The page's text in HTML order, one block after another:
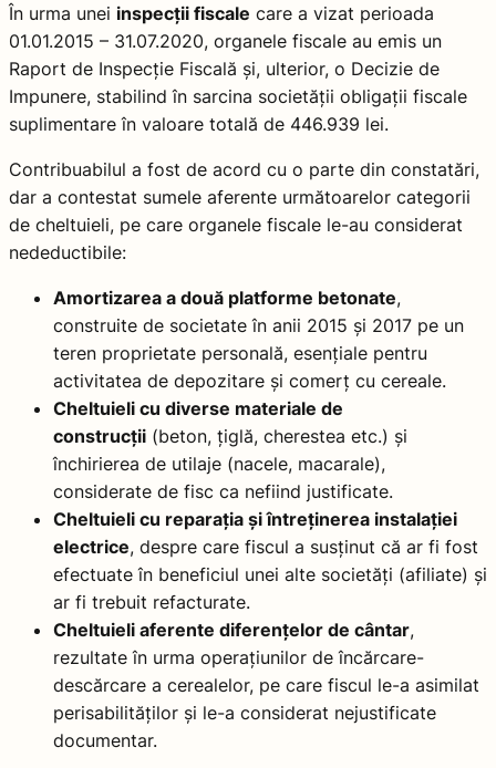
În urma unei inspecții fiscale care a vizat perioada
01.01.2015 – 31.07.2020, organele fiscale au emis un
Raport de Inspecție Fiscală și, ulterior, o Decizie de
Impunere, stabilind în sarcina societății obligații fiscale
suplimentare în valoare totală de 446.939 lei.
Contribuabilul a fost de acord cu o parte din constatări,
dar a contestat sumele aferente următoarelor categorii
de cheltuieli, pe care organele fiscale le-au considerat
nedeductibile:
Amortizarea a două platforme betonate,
construite de societate în anii 2015 și 2017 pe un
teren proprietate personală, esențiale pentru
activitatea de depozitare și comerț cu cereale.
Cheltuieli cu diverse materiale de
construcții (beton, țiglă, cherestea etc.) și
închirierea de utilaje (nacele, macarale),
considerate de fisc ca nefiind justificate.
Cheltuieli cu reparația și întreținerea instalației
electrice, despre care fiscul a susținut că ar fi fost
efectuate în beneficiul unei alte societăți (afiliate) și
ar fi trebuit refacturate.
Cheltuieli aferente diferențelor de cântar,
rezultate în urma operațiunilor de încărcare-
descărcare a cerealelor, pe care fiscul le-a asimilat
perisabilităților și le-a considerat nejustificate
documentar.